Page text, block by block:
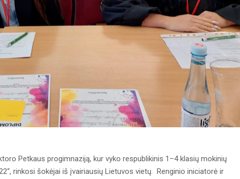
Petkaus progimnaziją, kur vyko respublikinis 1–4 klasių mokinių
rinkosi šokėjai iš įvairiausių Lietuvos vietų. Renginio iniciatorė ir